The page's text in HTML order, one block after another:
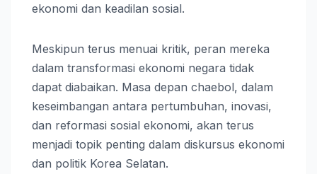
ekonomi dan keadilan sosial.
Meskipun terus menuai kritik, peran mereka
dalam transformasi ekonomi negara tidak
dapat diabaikan. Masa depan chaebol, dalam
keseimbangan antara pertumbuhan, inovasi,
dan reformasi sosial ekonomi, akan terus
menjadi topik penting dalam diskursus ekonomi
dan politik Korea Selatan.